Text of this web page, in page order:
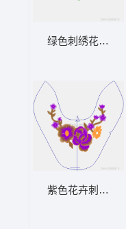
绿色刺绣花纹装
紫色花卉刺绣领